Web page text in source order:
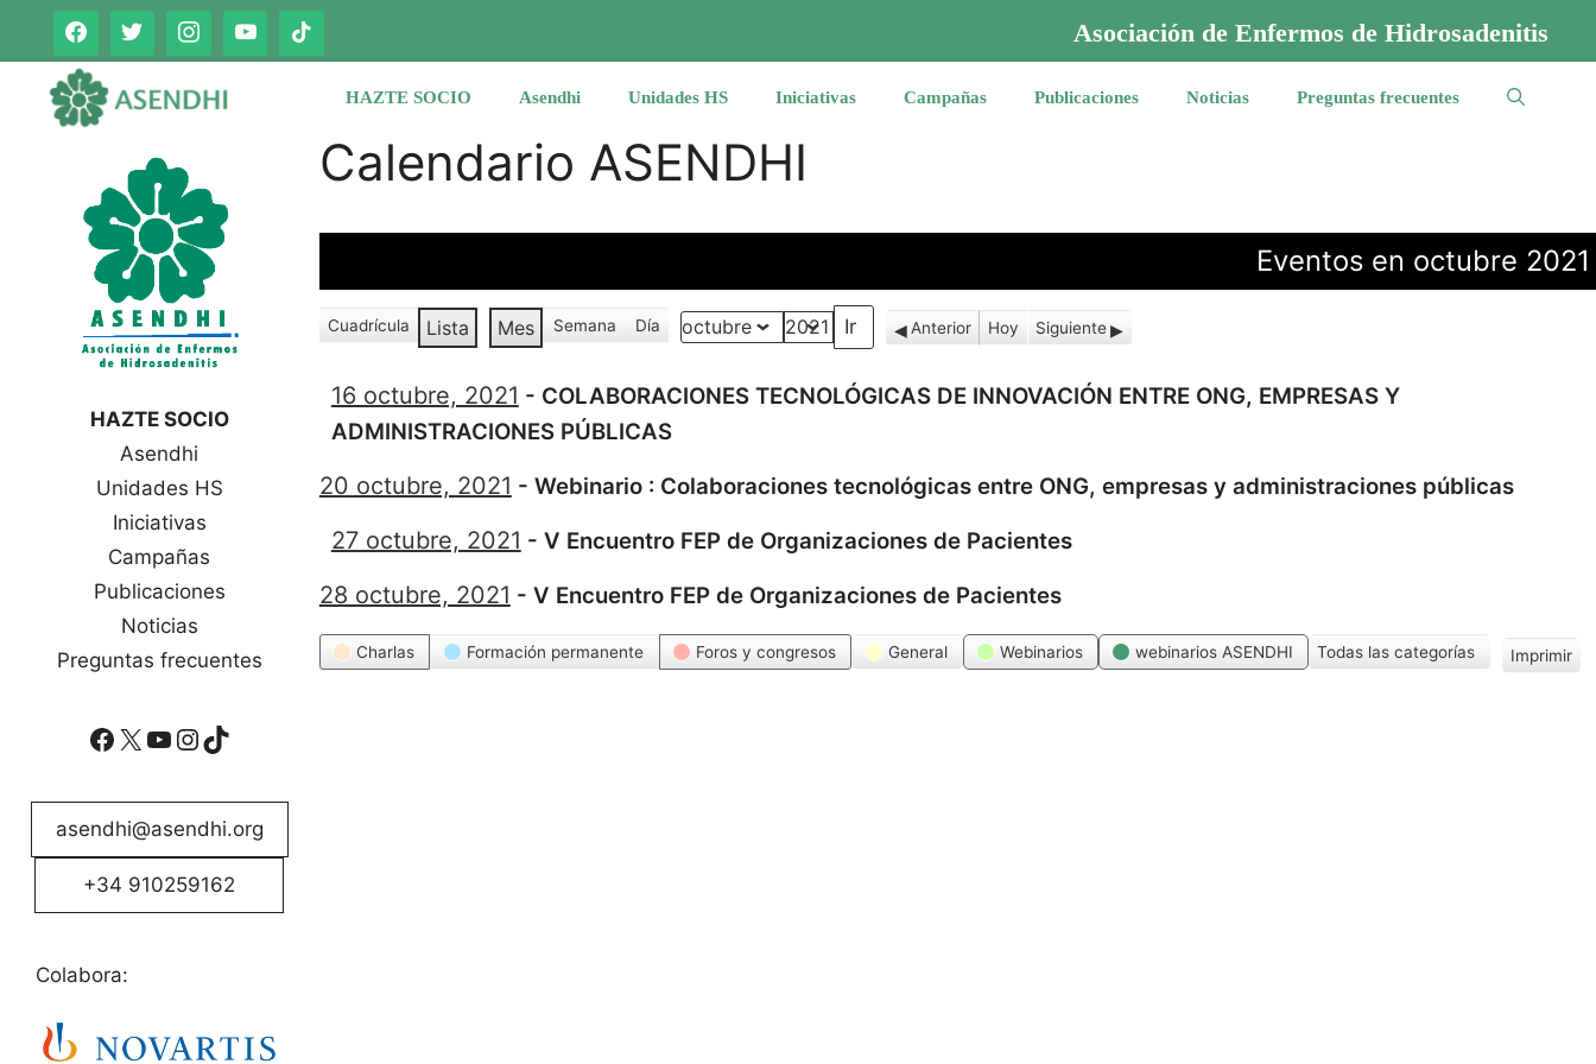
Saltar
contenido
Asociación de Enfermos de Hidrosadenitis
HAZTE SOCIO Asendhi Unidades HS Iniciativas Campañas Publicaciones Noticias Preguntas frecuentes
Calendario ASENDHI
Eventos en octubre 2021
V
c
o
o
Cuadrícula
V
r
c
m
Lista Mes Semana Día
Mes
Año
Anterior Hoy Siguiente
16 octubre, 2021 - COLABORACIONES TECNOLÓGICAS DE INNOVACIÓN ENTRE ONG, EMPRESAS Y
ADMINISTRACIONES PÚBLICAS
20 octubre, 2021 - Webinario : Colaboraciones tecnológicas entre ONG, empresas y administraciones públicas
27 octubre, 2021 - V Encuentro FEP de Organizaciones de Pacientes
28 octubre, 2021 - V Encuentro FEP de Organizaciones de Pacientes
Categorías
Charlas Formación permanente Foros y congresos General Webinarios webinarios ASENDHI Todas las categorías Imprimir
V
HAZTE SOCIO
Asendhi
Unidades HS
Iniciativas
Campañas
Publicaciones
Noticias
Preguntas frecuentes
Facebook
X YouTube
Instagram
TikTok
asendhi@asendhi.org
+34 910259162
Colabora: